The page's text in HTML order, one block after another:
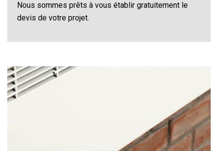
Nous sommes prêts à vous établir gratuitement le
devis de votre projet.